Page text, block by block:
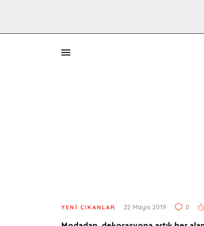
YENI ÇIKANLAR 22 Mayıs 2019 0